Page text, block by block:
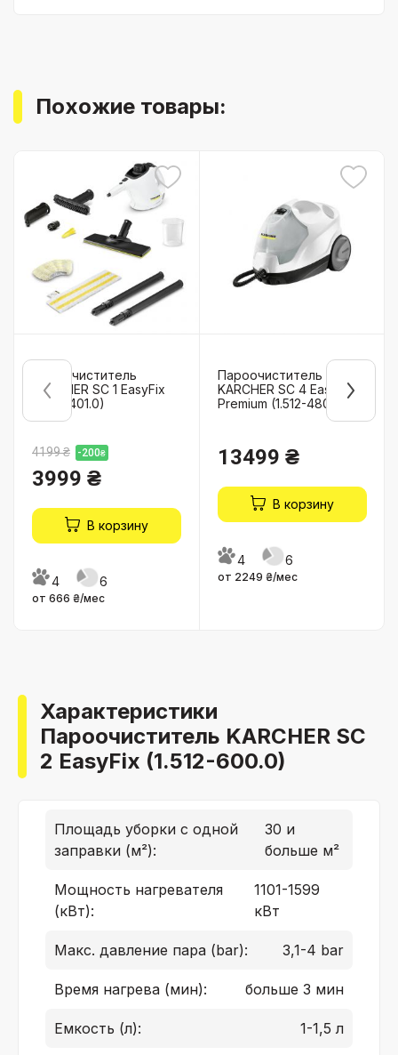
Похожие товары:
Пароочиститель
KARCHER SC 1 EasyFix
(1.516-401.0)
4199 ₴ -200₴
3999 ₴
В корзину
4 6
от 666 ₴/мес
Пароочиститель
KARCHER SC 4 EasyFix
Premium (1.512-480.0)
13499 ₴
В корзину
4 6
от 2249 ₴/мес
Характеристики
Пароочиститель KARCHER SC
2 EasyFix (1.512-600.0)
Площадь уборки с одной
заправки (м²):
30 и
больше м²
Мощность нагревателя
(кВт):
1101-1599
кВт
Макс. давление пара (bar): 3,1-4 bar
Время нагрева (мин): больше 3 мин
Емкость (л): 1-1,5 л